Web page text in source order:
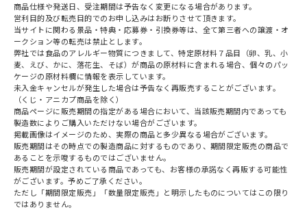
商品仕様や発送日、受注期間は予告なく変更になる場合があります。
営利目的及び転売目的でのお申し込みはお断りさせて頂きます。
当サイトに関わる景品・特典・応募券・引換券等は、全て第三者への譲渡・オ
ークション等の転売は禁止とします。
弊社では食品のアレルギー物質につきまして、特定原材料７品目（卵、乳、小
麦、えび、かに、落花生、そば）が商品の原材料に含まれる場合、個々のパッ
ケージの原材料欄に情報を表示しています。
未入金キャンセルが発生した場合は予告なく再販売することがございます。
（くじ・アニカプ商品を除く）
商品ページに販売期間の指定がある場合において、当該販売期間内であっても
製造数によりご購入いただけない場合がございます。
掲載画像はイメージのため、実際の商品と多少異なる場合がございます。
販売期間はその時点での製造商品に対するものであり、期間限定販売の商品で
あることを示唆するものではございません。
販売期間が設定されている商品であっても、お客様の承諾なく再販する可能性
がございます。予めご了承ください。
ただし「期間限定販売」「数量限定販売」と明示したものについてはこの限り
ではありません。